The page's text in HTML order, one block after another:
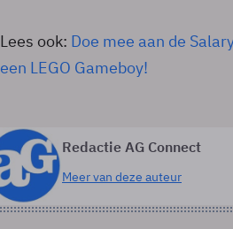
Lees ook: Doe mee aan de
een LEGO Gameboy!
Redactie AG Connect
Meer van deze auteur